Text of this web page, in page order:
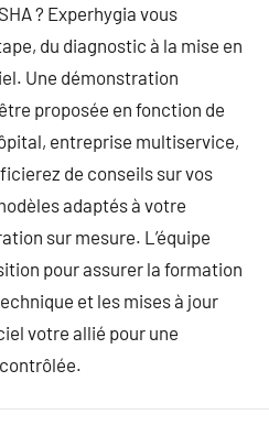
? Experhygia vous
du diagnostic à la mise en
Une démonstration
proposée en fonction de
entreprise multiservice,
de conseils sur vos
adaptés à votre
sur mesure. L’équipe
pour assurer la formation
et les mises à jour
votre allié pour une